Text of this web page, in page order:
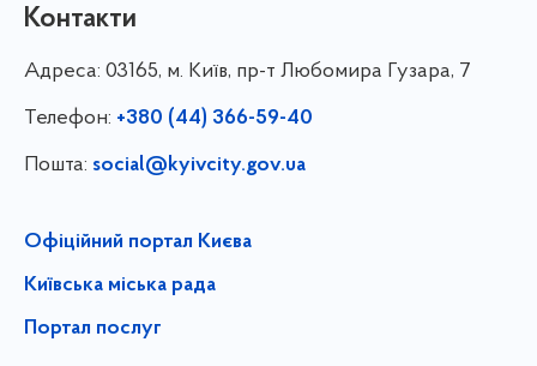
Контакти
Адреса: 03165, м. Київ, пр-т Любомира Гузара, 7
Телефон: +380 (44) 366-59-40
Пошта: social@kyivcity.gov.ua
Офіційний портал Києва
Київська міська рада
Портал послуг